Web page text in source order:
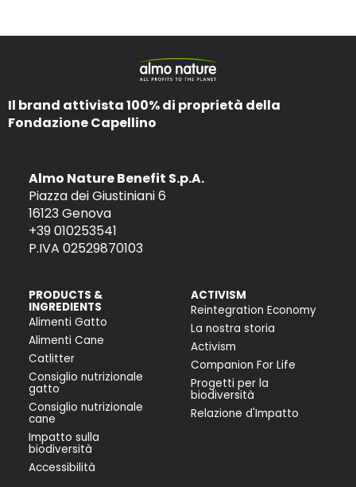
Il brand attivista 100% di proprietà della
Fondazione Capellino
Almo Nature Benefit S.p.A.
Piazza dei Giustiniani 6
16123 Genova
+39 010253541
P.IVA 02529870103
PRODUCTS &
INGREDIENTS
Alimenti Gatto
Alimenti Cane
Catlitter
Consiglio nutrizionale
gatto
Consiglio nutrizionale
cane
Impatto sulla
biodiversità
Accessibilità
ACTIVISM
Reintegration Economy
La nostra storia
Activism
Companion For Life
Progetti per la
biodiversità
Relazione d'Impatto